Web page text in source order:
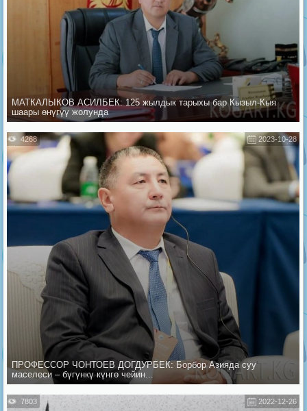
МАТКАЛЫКОВ АСИЛБЕК: 125 жылдык тарыхы бар Кызыл-Кыя
шаары өнүгүү жолунда
2023-10-28
4268
ПРОФЕССОР ЧОНТОЕВ ДОГДУРБЕК: Борбор Азияда суу
маселеси – бүгүнкү күнгө чейин...
2022-12-26
7803